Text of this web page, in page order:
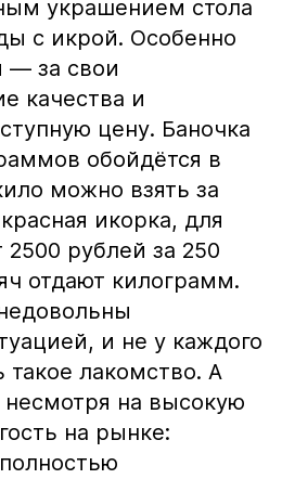
украшением стола
с икрой. Особенно
— за свои
качества и
цену. Баночка
обойдётся в
можно взять за
икорка, для
2500 рублей за 250
отдают килограмм.
и не у каждого
такое лакомство. А
несмотря на высокую
на рынке: